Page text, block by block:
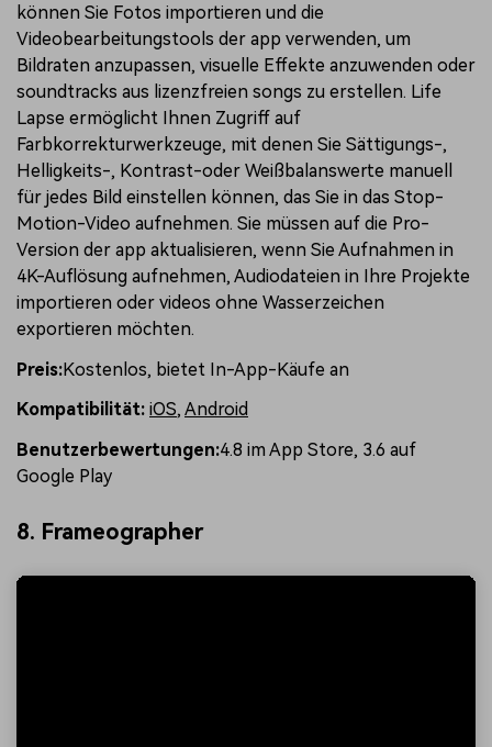
können Sie Fotos importieren und die
Videobearbeitungstools der app verwenden, um
Bildraten anzupassen, visuelle Effekte anzuwenden oder
soundtracks aus lizenzfreien songs zu erstellen. Life
Lapse ermöglicht Ihnen Zugriff auf
Farbkorrekturwerkzeuge, mit denen Sie Sättigungs-,
Helligkeits-, Kontrast-oder Weißbalanswerte manuell
für jedes Bild einstellen können, das Sie in das Stop-
Motion-Video aufnehmen. Sie müssen auf die Pro-
Version der app aktualisieren, wenn Sie Aufnahmen in
4K-Auflösung aufnehmen, Audiodateien in Ihre Projekte
importieren oder videos ohne Wasserzeichen
exportieren möchten.
Preis:Kostenlos, bietet In-App-Käufe an
Kompatibilität: iOS, Android
Benutzerbewertungen:4.8 im App Store, 3.6 auf
Google Play
8. Frameographer